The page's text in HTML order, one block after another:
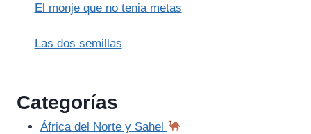
El monje que no tenia metas
Las dos semillas
Categorías
África del Norte y Sahel